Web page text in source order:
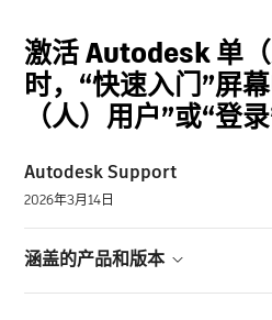
激活 Autodesk 单
时，“快速入门”屏
（人）用户”或“登
Autodesk Support
2026年3月14日
涵盖的产品和版本